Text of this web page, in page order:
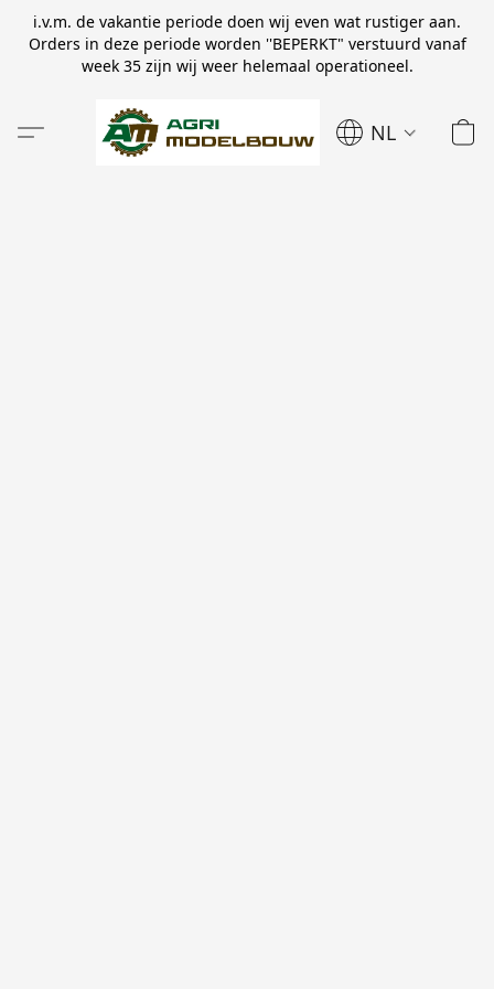
i.v.m. de vakantie periode doen wij even wat rustiger aan.
Orders in deze periode worden ''BEPERKT" verstuurd vanaf
week 35 zijn wij weer helemaal operationeel.
NL